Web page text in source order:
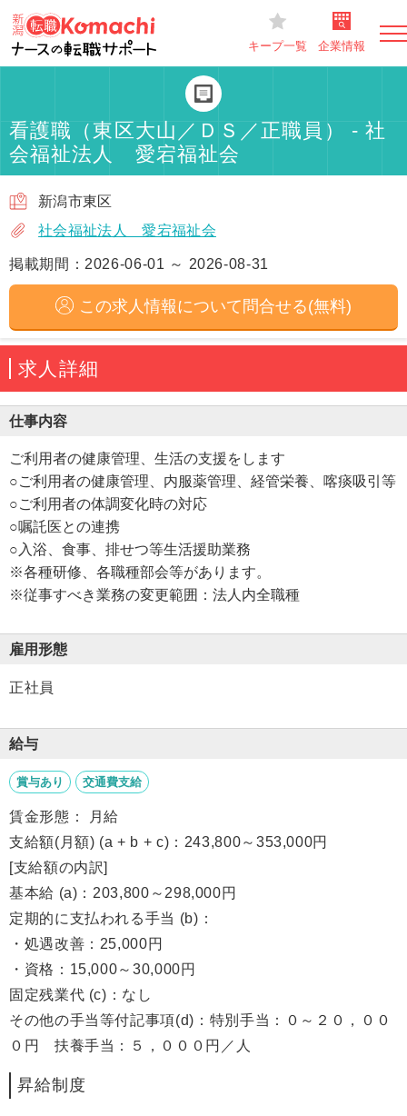
キープ一覧 企業情報
看護職（東区大山／ＤＳ／正職員） - 社
会福祉法人 愛宕福祉会
新潟市東区
社会福祉法人 愛宕福祉会
掲載期間：2026-06-01 ～ 2026-08-31
この求人情報について問合せる(無料)
求人詳細
仕事内容
ご利用者の健康管理、生活の支援をします
○ご利用者の健康管理、内服薬管理、経管栄養、喀痰吸引等
○ご利用者の体調変化時の対応
○嘱託医との連携
○入浴、食事、排せつ等生活援助業務
※各種研修、各職種部会等があります。
※従事すべき業務の変更範囲：法人内全職種
雇用形態
正社員
給与
賞与あり 交通費支給
賃金形態： 月給
支給額(月額) (a + b + c)：243,800～353,000円
[支給額の内訳]
基本給 (a)：203,800～298,000円
定期的に支払われる手当 (b)：
・処遇改善：25,000円
・資格：15,000～30,000円
固定残業代 (c)：なし
その他の手当等付記事項(d)：特別手当：０～２０，００
０円 扶養手当：５，０００円／人
昇給制度